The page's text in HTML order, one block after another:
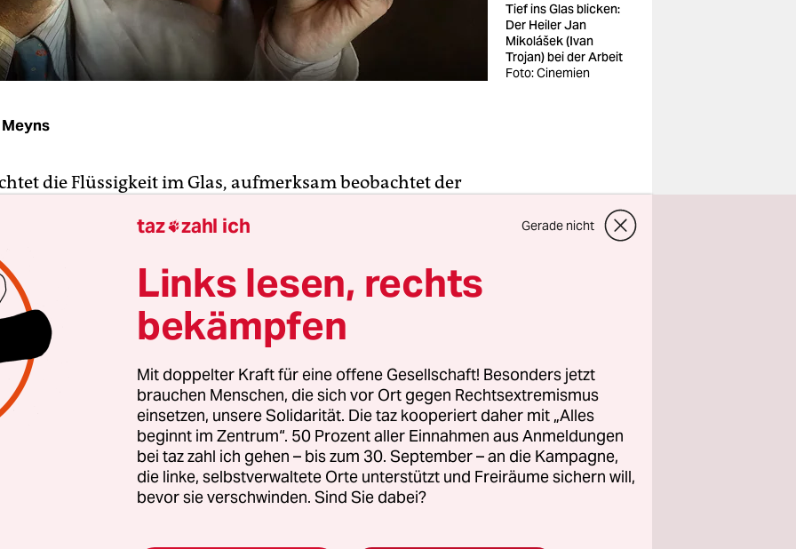
Tief ins Glas blicken:
Der Heiler Jan
Mikolášek (Ivan
Trojan) bei der Arbeit
Foto: Cinemien
die Flüssigkeit im Glas, aufmerksam beobachtet der
ob Nierensteine, Infektion der Atemwege oder auch
liegt im Urin, zumindest für Jan Mikolášek (als älterer
von Ivan Trojan, in jüngeren Jahren von dessen Sohn
Hauptfigur im neuen Film der polnischen Regisseurin ­
. Ist dieser Mann, der hier Ende der 50er Jahre in der
Provinz praktiziert, ein Scharlatan, wie es der Titel
ein Mann mit besonderen Fähigkeiten?
taz zahl ich Gerade nicht
Links lesen, rechts
bekämpfen
Mit doppelter Kraft für eine offene Gesellschaft! Besonders jetzt
brauchen Menschen, die sich vor Ort gegen Rechtsextremismus
einsetzen, unsere Solidarität. Die taz kooperiert daher mit „Alles
beginnt im Zentrum“. 50 Prozent aller Einnahmen aus Anmeldungen
bei taz zahl ich gehen – bis zum 30. September – an die Kampagne,
die linke, selbstverwaltete Orte unterstützt und Freiräume sichern will,
bevor sie verschwinden. Sind Sie dabei?